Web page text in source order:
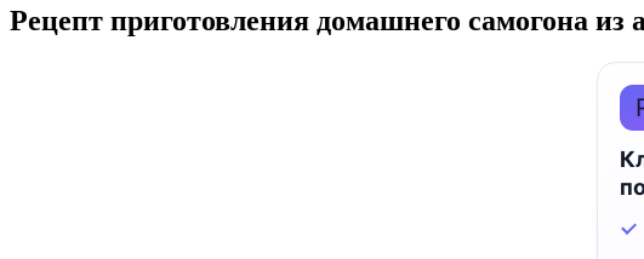
Рецепт приготовления домашнего самогона из